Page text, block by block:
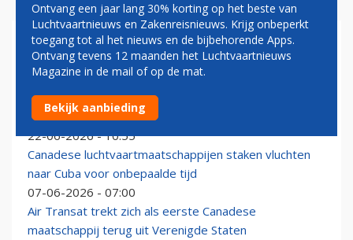
AIR TRANSAT
Air Transat zoekt opvolger voor verouderde Airbus
A330-vloot
22-06-2026 - 10:55
Canadese luchtvaartmaatschappijen staken vluchten
naar Cuba voor onbepaalde tijd
07-06-2026 - 07:00
Air Transat trekt zich als eerste Canadese
maatschappij terug uit Verenigde Staten
Ontvang een jaar lang 30% korting op het beste van
Luchtvaartnieuws en Zakenreisnieuws. Krijg onbeperkt
toegang tot al het nieuws en de bijbehorende Apps.
Ontvang tevens 12 maanden het Luchtvaartnieuws
Magazine in de mail of op de mat.
Bekijk aanbieding